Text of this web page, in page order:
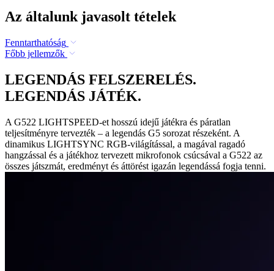
Az általunk javasolt tételek
Fenntarthatóság
Főbb jellemzők
LEGENDÁS FELSZERELÉS.
LEGENDÁS JÁTÉK.
A G522 LIGHTSPEED-et hosszú idejű játékra és páratlan
teljesítményre tervezték – a legendás G5 sorozat részeként. A
dinamikus LIGHTSYNC RGB-világítással, a magával ragadó
hangzással és a játékhoz tervezett mikrofonok csúcsával a G522 az
összes játszmát, eredményt és áttörést igazán legendássá fogja tenni.